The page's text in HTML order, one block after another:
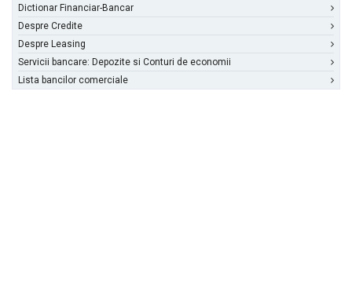
Dictionar Financiar-Bancar
Despre Credite
Despre Leasing
Servicii bancare: Depozite si Conturi de economii
Lista bancilor comerciale